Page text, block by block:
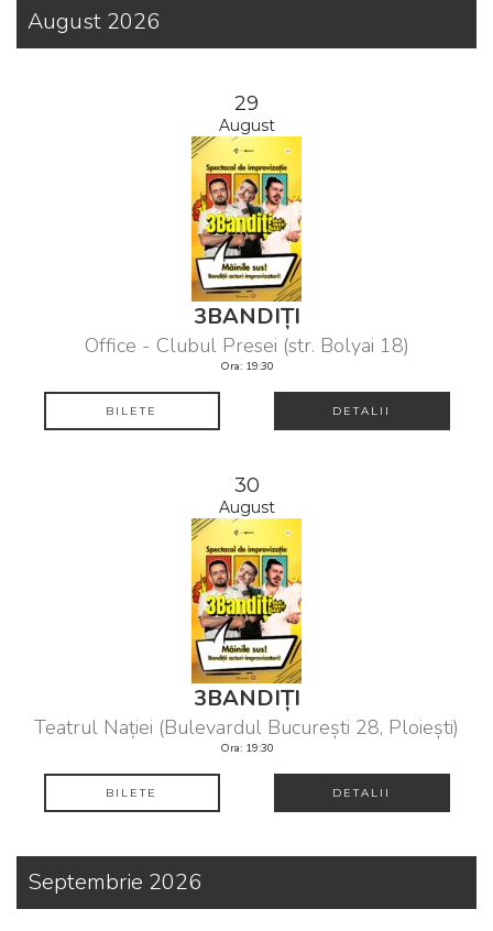
August 2026
29
August
3BANDIȚI
Office - Clubul Presei (str. Bolyai 18)
Ora: 19:30
BILETE DETALII
30
August
3BANDIȚI
Teatrul Nației (Bulevardul București 28, Ploiești)
Ora: 19:30
BILETE DETALII
Septembrie 2026